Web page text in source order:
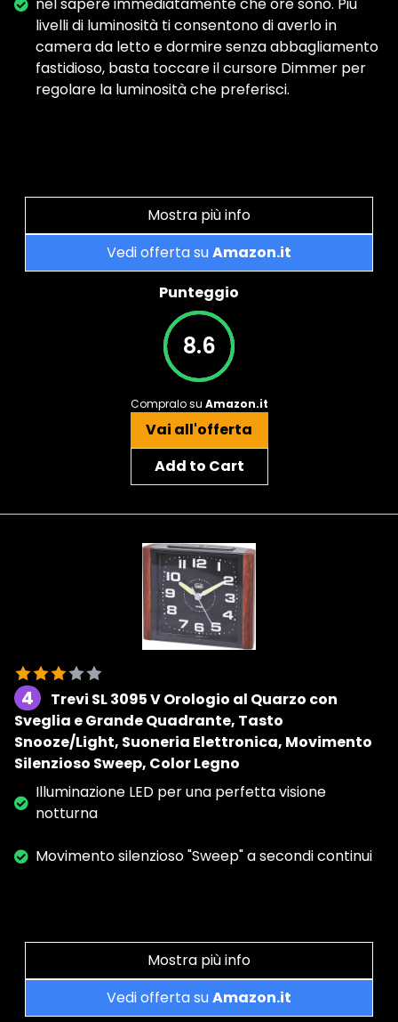
nel sapere immediatamente che ore sono. Più
livelli di luminosità ti consentono di averlo in
camera da letto e dormire senza abbagliamento
fastidioso, basta toccare il cursore Dimmer per
regolare la luminosità che preferisci.
Mostra più info
Vedi offerta suAmazon.it
Punteggio
8.6
Compralo su Amazon.it
Vai all'offerta
Add to Cart
4
Trevi SL 3095 V Orologio al Quarzo con
Sveglia e Grande Quadrante, Tasto
Snooze/Light, Suoneria Elettronica, Movimento
Silenzioso Sweep, Color Legno
Illuminazione LED per una perfetta visione
notturna
Movimento silenzioso "Sweep" a secondi continui
Mostra più info
Vedi offerta suAmazon.it